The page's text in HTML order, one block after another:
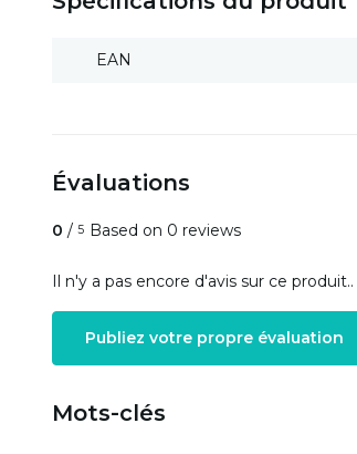
EAN
Évaluations
0 / 5 Based on 0 reviews
Il n'y a pas encore d'avis sur ce produit..
Publiez votre propre évaluation
Mots-clés